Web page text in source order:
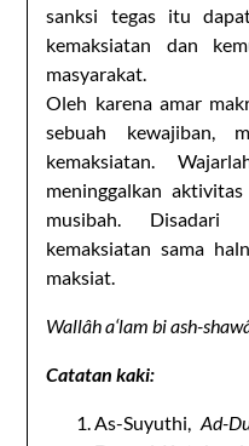
sanksi tegas itu
kemaksiatan dan
masyarakat.
Oleh karena amar
sebuah kewajiban,
kemaksiatan.
meninggalkan
musibah. Disadari
kemaksiatan sama
maksiat.
Wallâh a‘lam bi ash-
Catatan kaki:
As-Suyuthi, Ad-